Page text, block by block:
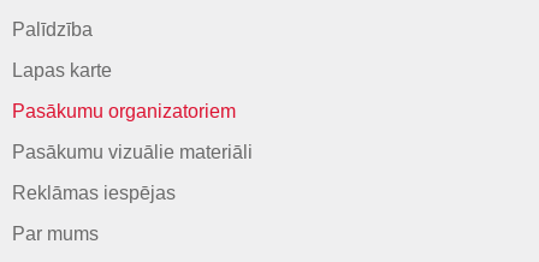
Palīdzība
Lapas karte
Pasākumu organizatoriem
Pasākumu vizuālie materiāli
Reklāmas iespējas
Par mums